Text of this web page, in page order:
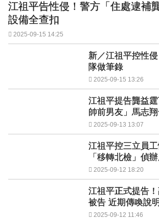
江祖平告性侵！警方「住處逮補
設備全查扣
2025-09-15 14:25
新／江祖平控性
隊做筆錄
2025-09-15 13:26
江祖平提告龔益
帥前男友」馬志
2025-09-13 13:07
江祖平控三立員
「移轉北檢」偵
2025-09-12 18:20
江祖平正式提告
被告 近期傳喚說明
2025-09-12 11:46